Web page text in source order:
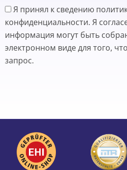
Я принял к сведению
конфиденциальности. Я
информация могут быть
электронном виде для того,
запрос.